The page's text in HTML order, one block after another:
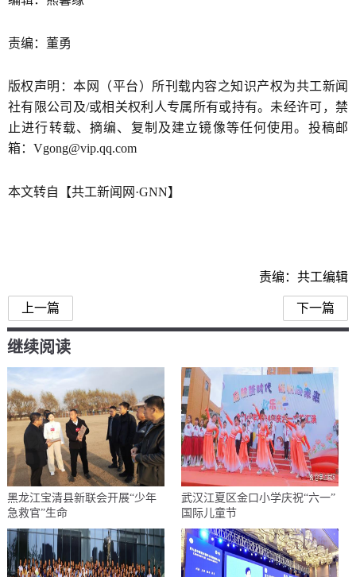
责编：董勇
版权声明：本网（平台）所刊载内容之知识产权为共工新闻
社有限公司及/或相关权利人专属所有或持有。未经许可，禁
止进行转载、摘编、复制及建立镜像等任何使用。投稿邮
箱：Vgong@vip.qq.com
本文转自【共工新闻网·GNN】
责编：共工编辑
上一篇 下一篇
继续阅读
黑龙江宝清县新联会开展“少年
急救官”生命
武汉江夏区金口小学庆祝“六一”
国际儿童节